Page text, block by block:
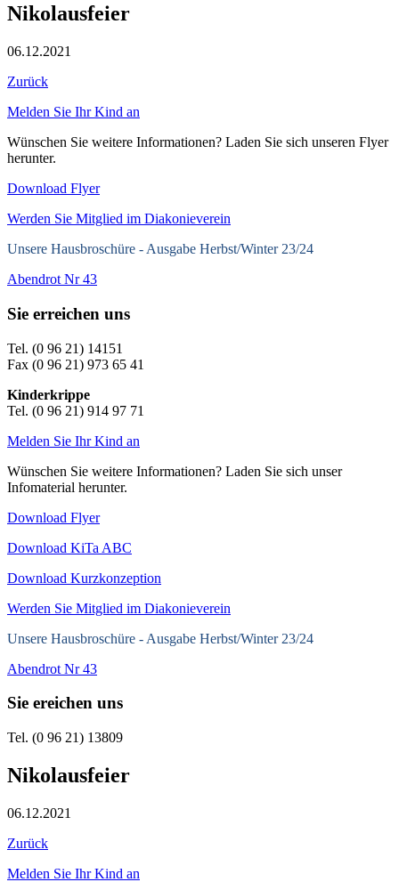
Nikolausfeier
06.12.2021
Zurück
Melden Sie Ihr Kind an
Wünschen Sie weitere Informationen? Laden Sie sich unseren Flyer
herunter.
Download Flyer
Werden Sie Mitglied im Diakonieverein
Unsere Hausbroschüre - Ausgabe Herbst/Winter 23/24
Abendrot Nr 43
Sie erreichen uns
Tel. (0 96 21) 14151
Fax (0 96 21) 973 65 41
Kinderkrippe
Tel. (0 96 21) 914 97 71
Melden Sie Ihr Kind an
Wünschen Sie weitere Informationen? Laden Sie sich unser
Infomaterial herunter.
Download Flyer
Download KiTa ABC
Download Kurzkonzeption
Werden Sie Mitglied im Diakonieverein
Unsere Hausbroschüre - Ausgabe Herbst/Winter 23/24
Abendrot Nr 43
Sie ereichen uns
Tel. (0 96 21) 13809
Nikolausfeier
06.12.2021
Zurück
Melden Sie Ihr Kind an